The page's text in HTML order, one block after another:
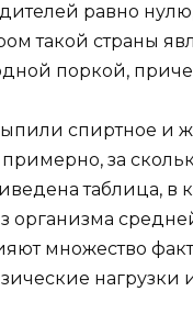
равно
такой страны
поркой,
спиртное и
за
таблица, в
организма
множество
нагрузки